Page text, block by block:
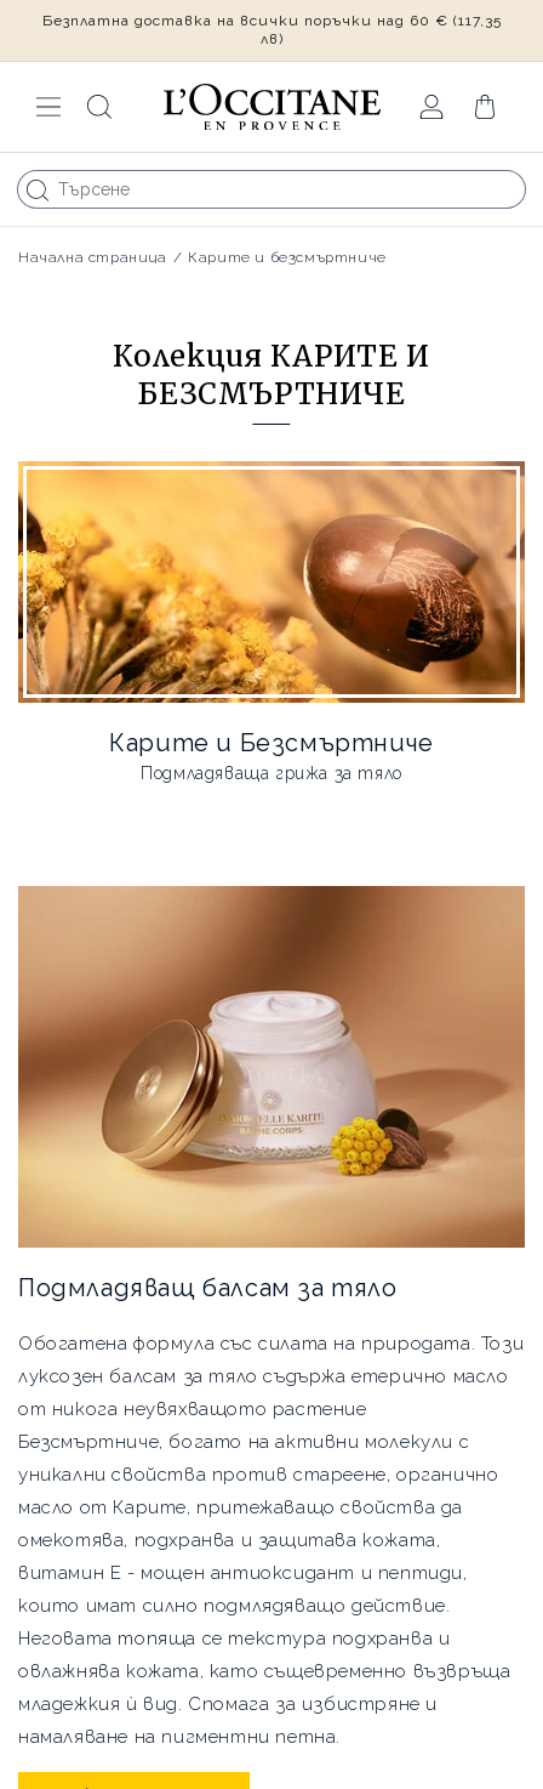
Преминаване
Безплатна доставка на всички поръчки над 60 € (117,35
лв)
ВлизанеКоличка
Начална страница / Карите и безсмъртниче
Колекция КАРИТЕ И
БЕЗСМЪРТНИЧЕ
Карите и Безсмъртниче
Подмладяваща грижа за тяло
Подмладяващ балсам за тяло
Обогатена формула със силата на природата. Този
луксозен балсам за тяло съдържа етерично масло
от никога неувяхващото растение
Безсмъртниче, богато на активни молекули с
уникални свойства против стареене, органично
масло от Карите, притежаващо свойства да
омекотява, подхранва и защитава кожата,
витамин Е - мощен антиоксидант и пептиди,
които имат силно подмлядяващо действие.
Неговата топяща се текстура подхранва и
овлажнява кожата, като същевременно възвръща
младежкия ѝ вид. Спомага за избистряне и
намаляване на пигментни петна.